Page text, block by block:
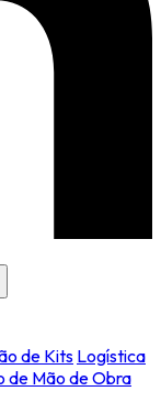
de Kits Logística
de Mão de Obra